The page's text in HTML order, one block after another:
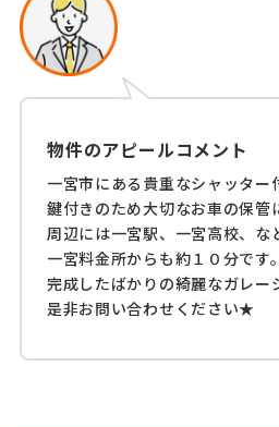
物件のアピールコメント
一宮市にある貴重なシャッター
鍵付きのため大切なお車の保管
周辺には一宮駅、一宮高校、な
一宮料金所からも約１０分です。
完成したばかりの綺麗なガレー
是非お問い合わせください★